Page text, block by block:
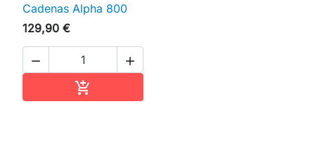
Cadenas Alpha 800
129,90 €
 
